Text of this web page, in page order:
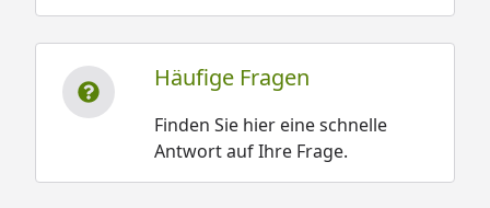
Häufige Fragen
Finden Sie hier eine schnelle
Antwort auf Ihre Frage.